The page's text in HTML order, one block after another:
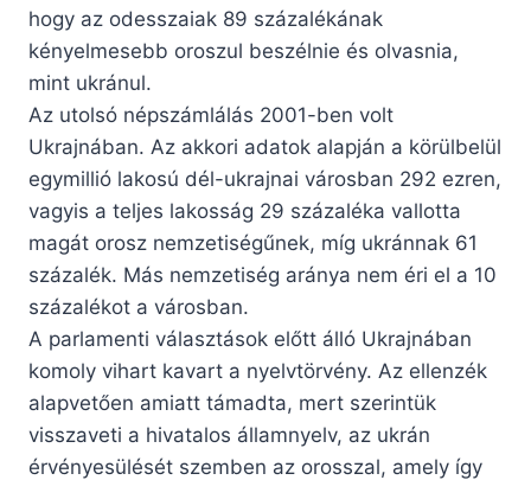
hogy az odesszaiak 89 százalékának
kényelmesebb oroszul beszélnie és olvasnia,
mint ukránul.
Az utolsó népszámlálás 2001-ben volt
Ukrajnában. Az akkori adatok alapján a körülbelül
egymillió lakosú dél-ukrajnai városban 292 ezren,
vagyis a teljes lakosság 29 százaléka vallotta
magát orosz nemzetiségűnek, míg ukránnak 61
százalék. Más nemzetiség aránya nem éri el a 10
százalékot a városban.
A parlamenti választások előtt álló Ukrajnában
komoly vihart kavart a nyelvtörvény. Az ellenzék
alapvetően amiatt támadta, mert szerintük
visszaveti a hivatalos államnyelv, az ukrán
érvényesülését szemben az orosszal, amely így